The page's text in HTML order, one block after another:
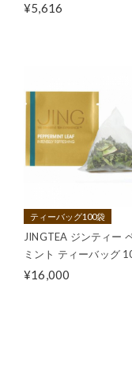
¥5,616
ティーバッグ100袋
JINGTEA ジンティー
ミント ティーバッグ
¥16,000